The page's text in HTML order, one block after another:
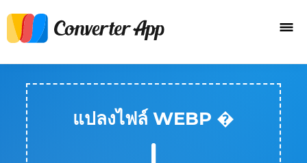
แปลงไฟล์ WEBP �